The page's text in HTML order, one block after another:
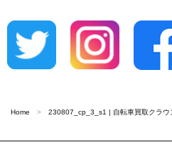
Home 230807_cp_3_s1 | 自転車買取クラウ